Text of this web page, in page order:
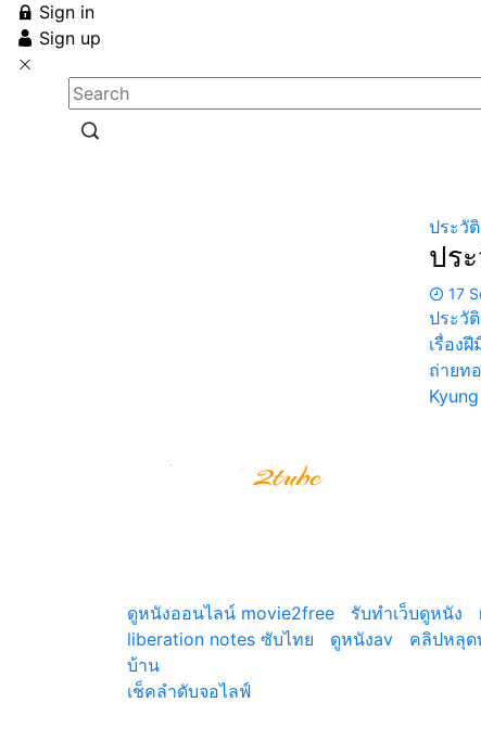
Sign in
Sign up
ประวั
ปร
17
ประวั
เรื่อง
ถ่ายท
ดูหนังออนไลน์ movie2free
รับทำเว็บดูหนัง
liberation notes ซับไทย
ดูหนังav
คลิปหลุด
บ้าน
เช็คลำดับจอไลฟ์